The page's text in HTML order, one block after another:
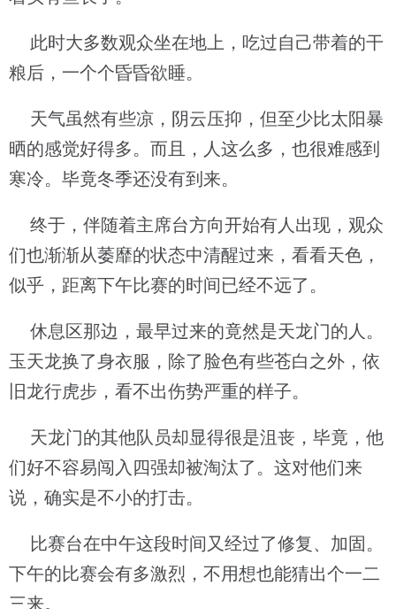
此时大多数观众坐在地上，吃过自己带着的干
粮后，一个个昏昏欲睡。
天气虽然有些凉，阴云压抑，但至少比太阳暴
晒的感觉好得多。而且，人这么多，也很难感到
寒冷。毕竟冬季还没有到来。
终于，伴随着主席台方向开始有人出现，观众
们也渐渐从萎靡的状态中清醒过来，看看天色，
似乎，距离下午比赛的时间已经不远了。
休息区那边，最早过来的竟然是天龙门的人。
玉天龙换了身衣服，除了脸色有些苍白之外，依
旧龙行虎步，看不出伤势严重的样子。
天龙门的其他队员却显得很是沮丧，毕竟，他
们好不容易闯入四强却被淘汰了。这对他们来
说，确实是不小的打击。
比赛台在中午这段时间又经过了修复、加固。
下午的比赛会有多激烈，不用想也能猜出个一二
三来。